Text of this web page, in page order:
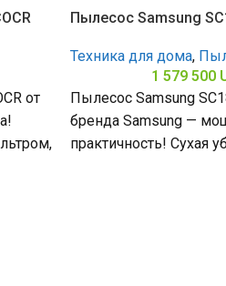
от
Пылесос Samsung
Техника для дома,
1 579 500
Пылесос Samsung
бренда Samsung —
практичность! Сухая